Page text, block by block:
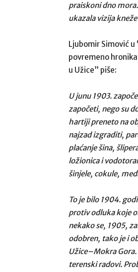
praiskoni dno
ukazala vizija
Ljubomir Simović
povremeno
u Užice” piše:
U junu 1903.
započeti, nego su
hartiji preneto na
najzad izgraditi,
plaćanje šina,
ložionica i
šinjele, cokule,
To je bilo 1904.
protiv odluka koje
nekako se, 1905,
odobren, tako je i
Užice–Mokra
terenski radovi.